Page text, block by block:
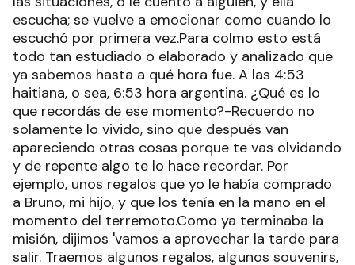
escucha; se vuelve a emocionar como cuando lo
escuchó por primera vez.Para colmo esto está
todo tan estudiado o elaborado y analizado que
ya sabemos hasta a qué hora fue. A las 4:53
haitiana, o sea, 6:53 hora argentina. ¿Qué es lo
que recordás de ese momento?-Recuerdo no
solamente lo vivido, sino que después van
apareciendo otras cosas porque te vas olvidando
y de repente algo te lo hace recordar. Por
ejemplo, unos regalos que yo le había comprado
a Bruno, mi hijo, y que los tenía en la mano en el
momento del terremoto.Como ya terminaba la
misión, dijimos 'vamos a aprovechar la tarde para
salir. Traemos algunos regalos, algunos souvenirs,